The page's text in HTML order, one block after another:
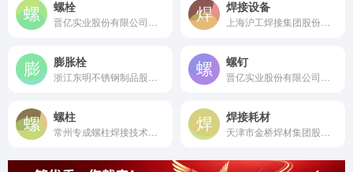
螺栓 焊接设备
膨胀栓 螺钉
螺柱 焊接耗材